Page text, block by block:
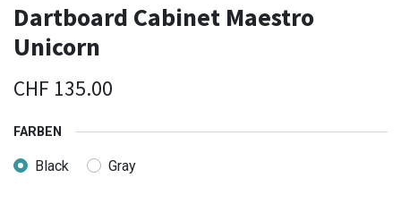
Dartboard Cabinet Maestro
Unicorn
CHF 135.00
FARBEN
Black Gray